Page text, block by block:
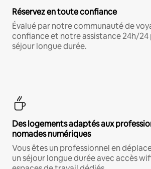
Réservez en toute confiance
Évalué par notre communauté de
confiance et notre assistance 24h/
séjour longue durée.
Des logements adaptés aux
nomades numériques
Vous êtes un professionnel en
un séjour longue durée avec accès